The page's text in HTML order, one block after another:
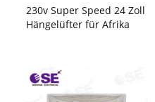
230v Super Speed ​​24 Zoll
Hängelüfter für Afrika